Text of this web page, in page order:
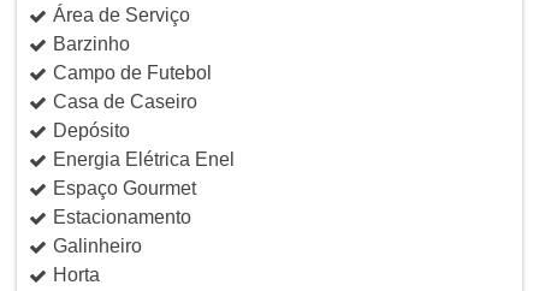
Área de Serviço
Barzinho
Campo de Futebol
Casa de Caseiro
Depósito
Energia Elétrica Enel
Espaço Gourmet
Estacionamento
Galinheiro
Horta